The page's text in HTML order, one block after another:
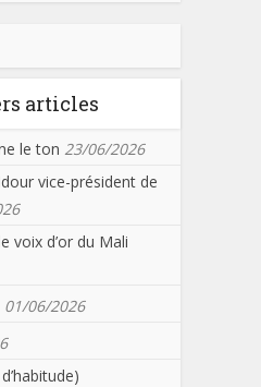
articles
le ton 23/06/2026
vice-président de
voix d’or du Mali
01/06/2026